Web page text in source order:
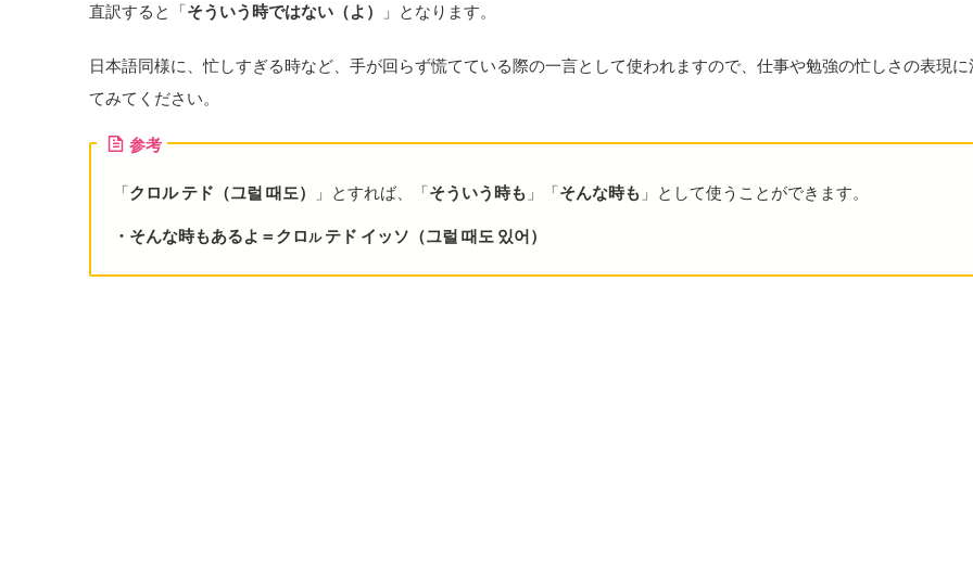
直訳すると「そういう時ではない（よ） 」となります。
日本語同様に、忙しすぎる時など、手が回らず慌てている際の一言として使われますので、仕事や勉強の忙しさの表現
てみてください。
参考
「クロル テド（그럴 때도） 」とすれば、「そういう時も 」「そんな時も 」として使うことができます。
・そんな時もあるよ＝クロルテド イッソ（그럴 때도 있어）